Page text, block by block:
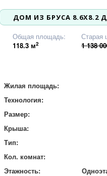
ДОМ ИЗ БРУСА 8.6Х8.2
Старая
1 138
Общая площадь:
118.3 м2
Жилая площадь:
Технология:
Размер:
Крыша:
Тип:
Кол. комнат:
Этажность: